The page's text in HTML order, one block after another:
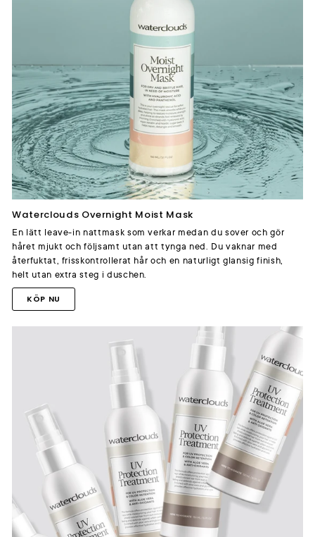
Waterclouds Overnight Moist Mask
En lätt leave-in nattmask som verkar medan du sover och gör
håret mjukt och följsamt utan att tynga ned. Du vaknar med
återfuktat, frisskontrollerat hår och en naturligt glansig finish,
helt utan extra steg i duschen.
KÖP NU